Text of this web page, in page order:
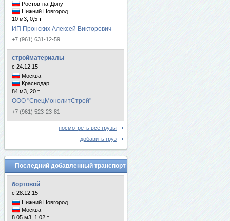
Ростов-на-Дону
Нижний Новгород
10 м3, 0,5 т
ИП Пронских Алексей Викторович
+7 (961) 631-12-59
стройматериалы
с 24.12.15
Москва
Краснодар
84 м3, 20 т
ООО "СпецМонолитСтрой"
+7 (961) 523-23-81
посмотреть все грузы
добавить груз
Последний добавленный транспорт
бортовой
с 28.12.15
Нижний Новгород
Москва
8.05 м3, 1.02 т